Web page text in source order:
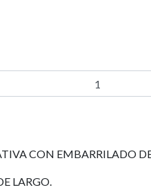
CON EMBARRILADO
LARGO.